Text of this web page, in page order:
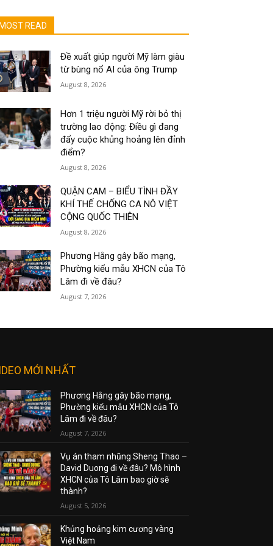
MOST READ
Đề xuất giúp người Mỹ làm giàu
từ bùng nổ AI của ông Trump
August 8, 2026
Hơn 1 triệu người Mỹ rời bỏ thị
trường lao động: Điều gì đang
đẩy cuộc khủng hoảng lên đỉnh
điểm?
August 8, 2026
QUẬN CAM – BIỂU TÌNH ĐẦY
KHÍ THẾ CHỐNG CA NÔ VIỆT
CỘNG QUỐC THIÊN
August 8, 2026
Phương Hằng gây bão mạng,
Phường kiểu mẫu XHCN của Tô
Lâm đi về đâu?
August 7, 2026
MỚI NHẤT
Phương Hằng gây bão mạng,
Phường kiểu mẫu XHCN của Tô
Lâm đi về đâu?
August 7, 2026
Vụ án tham nhũng Sheng Thao –
David Duong đi về đâu? Mô hình
XHCN của Tô Lâm bao giờ sẽ
thành?
August 5, 2026
Khủng hoảng kim cương vàng
Việt Nam